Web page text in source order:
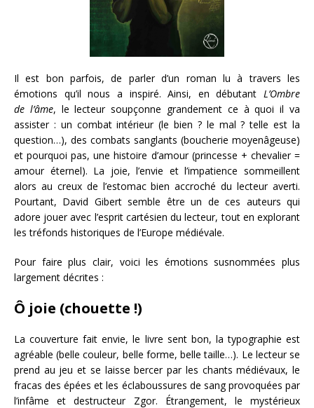
Il est bon parfois, de parler d’un roman lu à travers les
émotions qu’il nous a inspiré. Ainsi, en débutant L’Ombre
de l’âme, le lecteur soupçonne grandement ce à quoi il va
assister : un combat intérieur (le bien ? le mal ? telle est la
question…), des combats sanglants (boucherie moyenâgeuse)
et pourquoi pas, une histoire d’amour (princesse + chevalier =
amour éternel). La joie, l’envie et l’impatience sommeillent
alors au creux de l’estomac bien accroché du lecteur averti.
Pourtant, David Gibert semble être un de ces auteurs qui
adore jouer avec l’esprit cartésien du lecteur, tout en explorant
les tréfonds historiques de l’Europe médiévale.
Pour faire plus clair, voici les émotions susnommées plus
largement décrites :
Ô joie (chouette !)
La couverture fait envie, le livre sent bon, la typographie est
agréable (belle couleur, belle forme, belle taille…). Le lecteur se
prend au jeu et se laisse bercer par les chants médiévaux, le
fracas des épées et les éclaboussures de sang provoquées par
l’infâme et destructeur Zgor. Étrangement, le mystérieux